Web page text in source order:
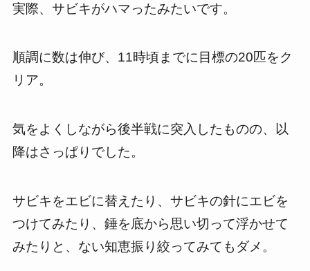
実際、サビキがハマったみたいです。
順調に数は伸び、11時頃までに目標の20匹をク
リア。
気をよくしながら後半戦に突入したものの、以
降はさっぱりでした。
サビキをエビに替えたり、サビキの針にエビを
つけてみたり、錘を底から思い切って浮かせて
みたりと、ない知恵振り絞ってみてもダメ。